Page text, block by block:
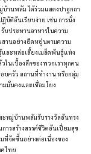
านพลัม ได้ร่วมแสดงปาฐกถา
บัติอันเรียบง่าย เช่น การนั่ง
บประทานอาหารในความ
สานอย่างยืดหยุ่นตามความ
และหล่อเลี้ยงเมล็ดพันธุ์แห่ง
ในเบื้องลึกของพวกเราทุกคน
บครัว สถานที่ทำงาน หรือกลุ่ม
มมั่นคงและเชื่อมโยง
หมู่บ้านพลัมรับรางวัลอันทรง
ารสร้างสรรค์ชีวิตอันเปี่ยมสุข
ที่จัดขึ้นอย่างต่อเนื่องของ
ไทย